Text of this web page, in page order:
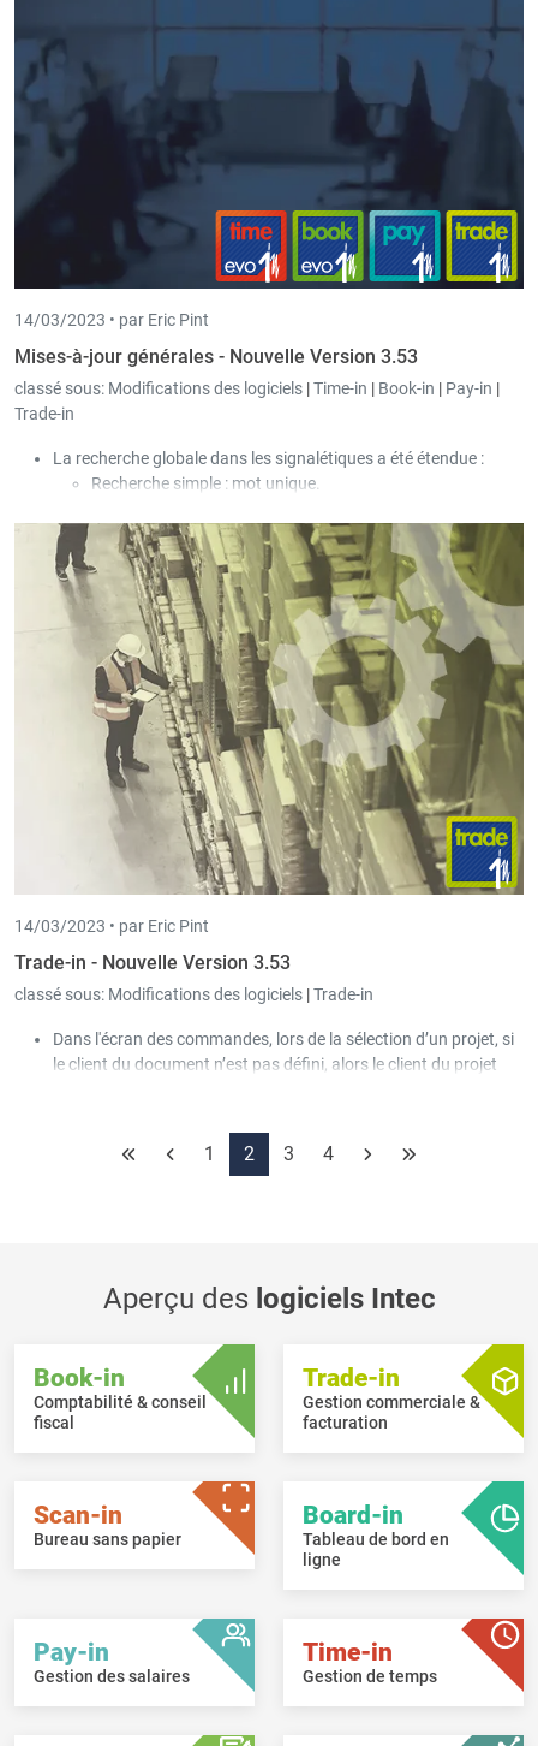
14/03/2023 • par Eric Pint
Mises-à-jour générales - Nouvelle Version 3.53
classé sous: Modifications des logiciels |Time-in | Book-in | Pay-in |
Trade-in
La recherche globale dans les signalétiques a été étendue :
Recherche simple : mot unique.
Recherche d'un terme parmi plusieurs : mots uniques.
Exemple : Abc Mno Xyz
Rechercher tous les termes : mots uniques précédés du
signe '+'.
Exemple : Abc +Mno +Xyz
Trouver une phrase complète : commencer la phrase par
des guillemets.: Exemple : "Abc Mno Xyz".
Trouver une phrase complète avec des trous : commencer
la phrase avec des guillemets et utiliser '%'. Exemple :
"Abc%Xyz".
Ces différentes options sont également directement visibles en
appuyant sur le nouveau bouton d'aide situé au niveau de la
recherche globale.
14/03/2023 • par Eric Pint
Trade-in - Nouvelle Version 3.53
classé sous: Modifications des logiciels |Trade-in
Dans l'écran des commandes, lors de la sélection d’un projet, si
le client du document n’est pas défini, alors le client du projet
1 2 3 4
Aperçu des logiciels Intec
Book-in
Comptabilité & conseil
fiscal
Trade-in
Gestion commerciale &
facturation
Scan-in
Bureau sans papier
Board-in
Tableau de bord en
ligne
Pay-in
Gestion des salaires
Time-in
Gestion de temps